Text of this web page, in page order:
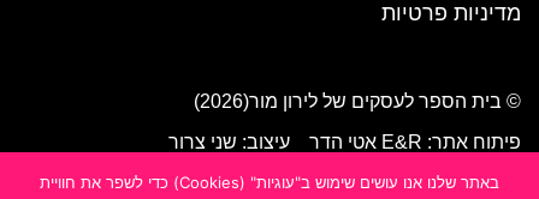
מדיניות פרטיות
© בית הספר לעסקים של לירון מור(2026)
פיתוח אתר: E&R אטי הדר
עיצוב: שני צרור
באתר שלנו אנו עושים שימוש ב"עוגיות" (Cookies) כדי לשפר את חוויית